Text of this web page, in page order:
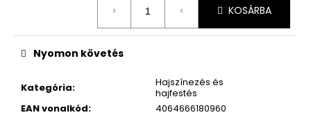
KOSÁRBA
Kategória:
Hajszínezés és
hajfestés
EAN vonalkód: 4064666180960
Nyomon követés